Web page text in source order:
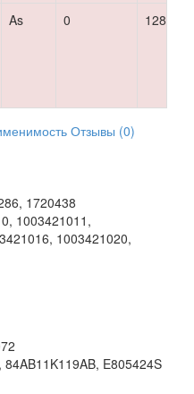
As 0 128 р.
Отзывы (0)
1720438
1003421011,
1003421020,
E805424S